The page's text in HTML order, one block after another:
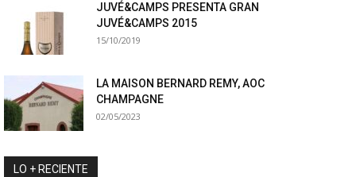
JUVÉ&CAMPS PRESENTA GRAN
JUVÉ&CAMPS 2015
15/10/2019
LA MAISON BERNARD REMY, AOC
CHAMPAGNE
02/05/2023
LO + RECIENTE